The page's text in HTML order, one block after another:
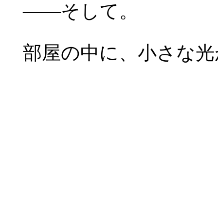
――そして。
部屋の中に、小さな